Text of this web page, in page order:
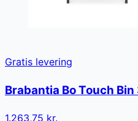
Gratis levering
Brabantia Bo Touch Bin
1.263,75 kr.